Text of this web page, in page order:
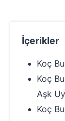
İçerikler
Koç
Koç
Aşk
Koç